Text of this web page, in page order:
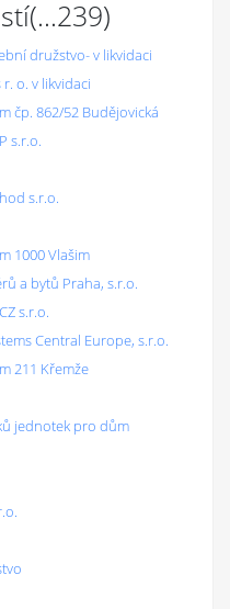
(...239)
družstvo- v likvidaci
o. v likvidaci
čp. 862/52 Budějovická
s.r.o.
s.r.o.
1000 Vlašim
a bytů Praha, s.r.o.
s.r.o.
Central Europe, s.r.o.
211 Křemže
jednotek pro dům